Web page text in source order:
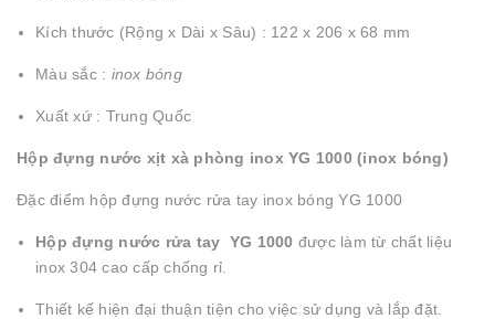
Kích thước (Rộng x Dài x Sâu) : 122 x 206 x 68 mm
Màu sắc : inox bóng
Xuất xứ : Trung Quốc
Hộp đựng nước xịt xà phòng inox YG 1000 (inox bóng)
Đặc điểm hộp đựng nước rửa tay inox bóng YG 1000
Hộp đựng nước rửa tay YG 1000 được làm từ chất liệu
inox 304 cao cấp chống rỉ.
Thiết kế hiện đại thuận tiện cho việc sử dụng và lắp đặt.